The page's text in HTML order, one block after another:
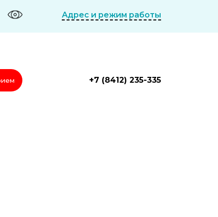
Адрес и режим работы
+7 (8412) 235-335